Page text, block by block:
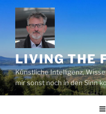
Zum
Inhalt
springen
LIVING THE
Künstliche Intelligenz,
mir sonst noch in den Sinn